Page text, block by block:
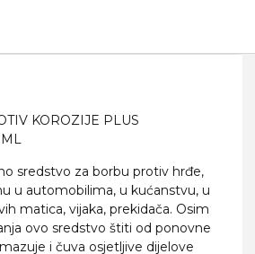
KOROZIJE PLUS
ML
sredstvo za borbu protiv hrđe,
u automobilima, u kućanstvu, u
matica, vijaka, prekidača. Osim
ovo sredstvo štiti od ponovne
i čuva osjetljive dijelove